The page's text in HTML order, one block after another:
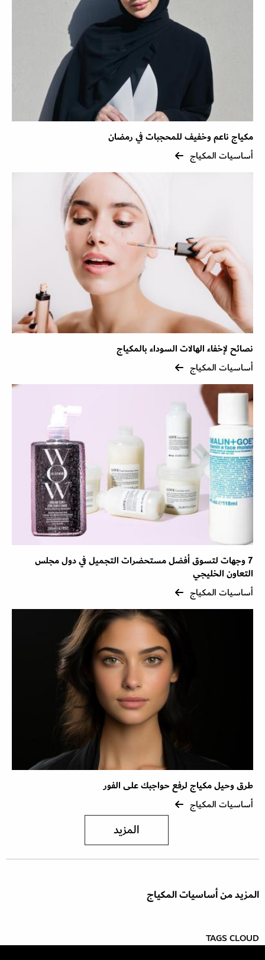
مكياج ناعم وخفيف للمحجبات في رمضان
أساسيات المكياج
نصائح لإخفاء الهالات السوداء بالمكياج
أساسيات المكياج
7 وجهات لتسوق أفضل مستحضرات التجميل في دول مجلس
التعاون الخليجي
أساسيات المكياج
طرق وحيل مكياج لرفع حواجبك على الفور
أساسيات المكياج
المزيد
المزيد من أساسيات المكياج
TAGS CLOUD